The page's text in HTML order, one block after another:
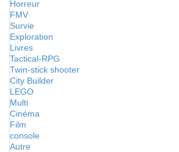
Horreur
FMV
Survie
Exploration
Livres
Tactical-RPG
Twin-stick shooter
City Builder
LEGO
Multi
Cinéma
Film
console
Autre